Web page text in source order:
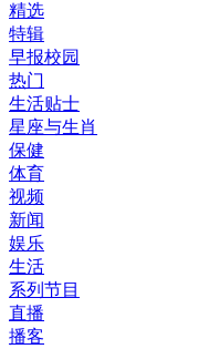
精选
特辑
早报校园
热门
生活贴士
星座与生肖
保健
体育
视频
新闻
娱乐
生活
系列节目
直播
播客